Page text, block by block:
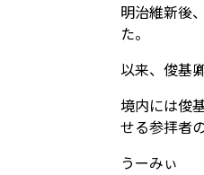
明治維新後
た。
以来、俊基
境内には俊
せる参拝者